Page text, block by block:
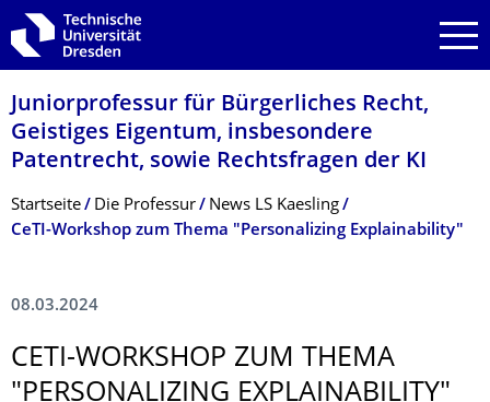
Zur Hauptnavigation springen
Zur Suche springen
Zum Inhalt springen
Juniorprofessur für Bürgerliches Recht,
Geistiges Eigentum, insbesondere
Patentrecht, sowie Rechtsfragen der KI
Breadcrumb-Menü
Startseite Die Professur
News LS Kaesling
CeTI-Workshop zum Thema "Personalizing Explainability"
08.03.2024
CETI-WORKSHOP ZUM THEMA
"PERSONALIZING EXPLAINABILITY"